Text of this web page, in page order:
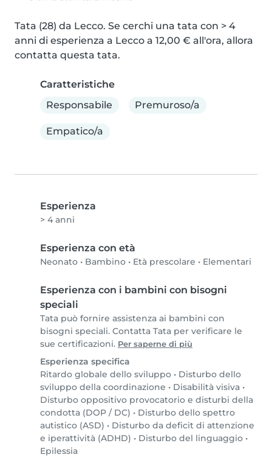
Tata (28) da Lecco. Se cerchi una tata con > 4
anni di esperienza a Lecco a 12,00 € all'ora, allora
contatta questa tata.
Caratteristiche
Responsabile
Premuroso/a
Empatico/a
Esperienza
> 4 anni
Esperienza con età
Neonato • Bambino • Età prescolare • Elementari
Esperienza con i bambini con bisogni
speciali
Tata può fornire assistenza ai bambini con
bisogni speciali. Contatta Tata per verificare le
sue certificazioni. Per saperne di più
Esperienza specifica
Ritardo globale dello sviluppo • Disturbo dello
sviluppo della coordinazione • Disabilità visiva •
Disturbo oppositivo provocatorio e disturbi della
condotta (DOP / DC) • Disturbo dello spettro
autistico (ASD) • Disturbo da deficit di attenzione
e iperattività (ADHD) • Disturbo del linguaggio •
Epilessia